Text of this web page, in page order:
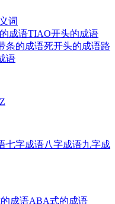
词
成语TIAO开头的成语
条的成语死开头的成语路
语
Z
七字成语八字成语九字成
成语ABA式的成语